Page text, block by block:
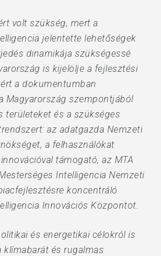
volt szükség, mert a
jelentette lehetőségek
dinamikája szükségessé
is kijelölje a fejlesztési
a dokumentumban
Magyarország szempontjából
területeket és a szükséges
az adatgazda Nemzeti
a felhasználókat
támogató, az MTA
Intelligencia Nemzeti
koncentráló
Innovációs Központot.
és energetikai célokról is
klímabarát és rugalmas